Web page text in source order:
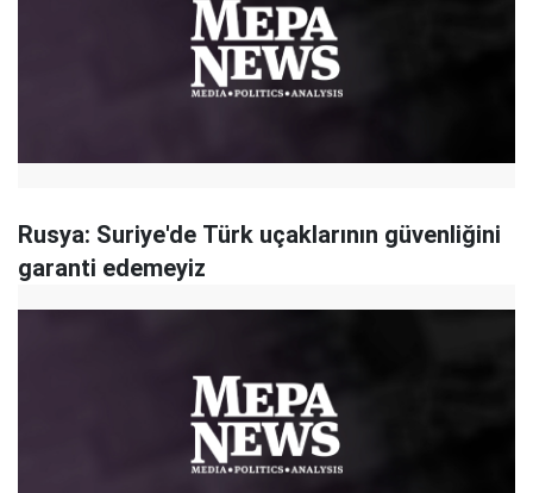
Rusya: Suriye'de Türk uçaklarının güvenliğini
garanti edemeyiz